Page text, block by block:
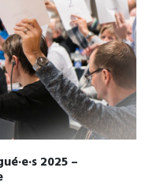
2025 –